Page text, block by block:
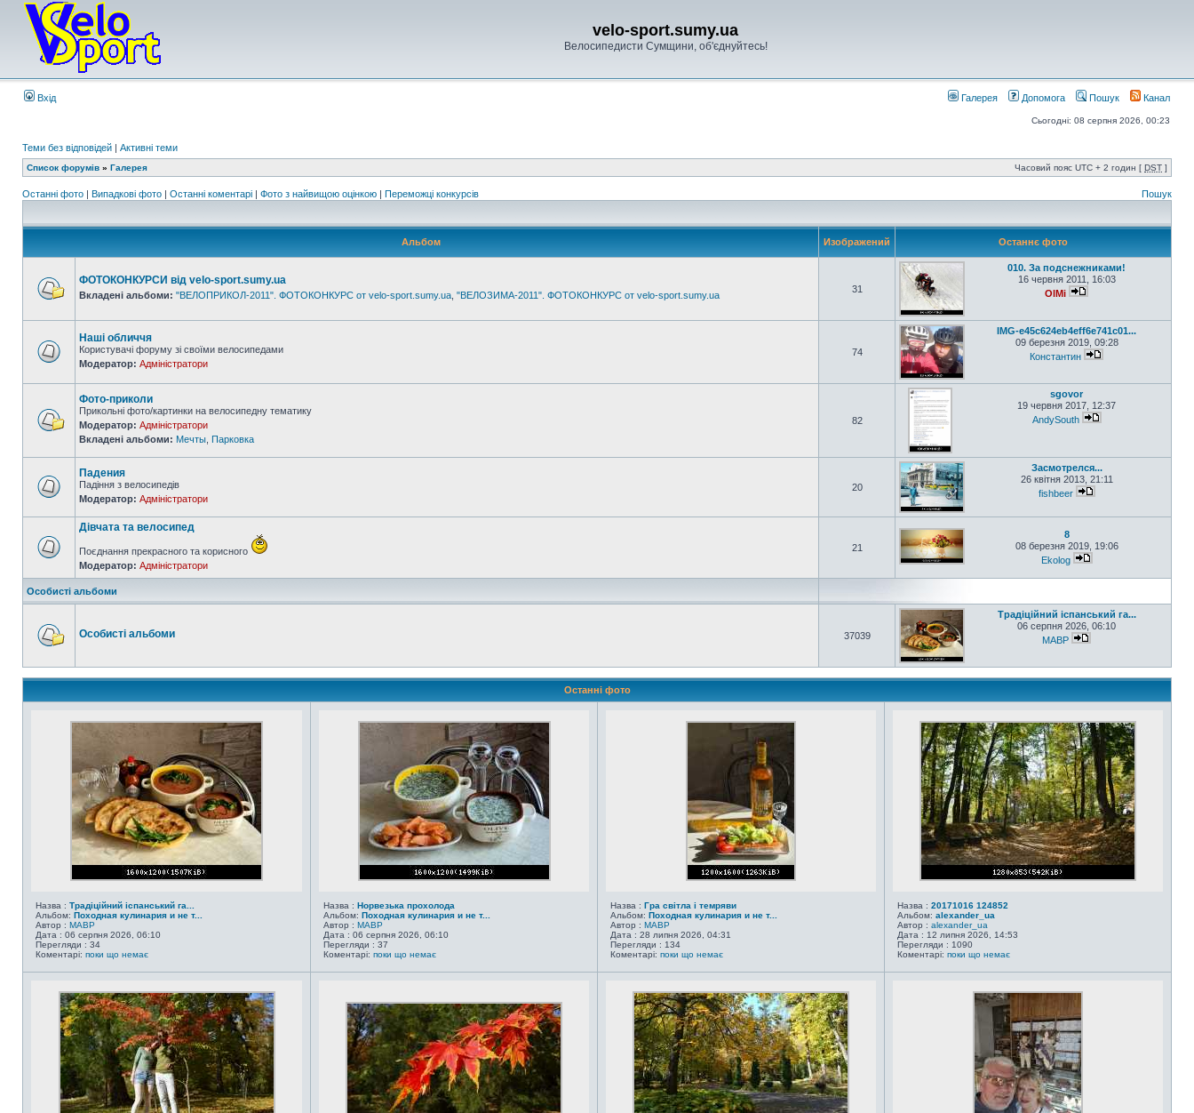
velo-sport.sumy.ua
Велосипедисти Сумщини, об'єднуйтесь!
Вхід Галерея Допомога Пошук Канал
Сьогодні: 08 серпня 2026, 00:23
Теми без відповідей | Активні теми
Список форумів » Галерея Часовий пояс UTC + 2 годин [ DST ]
Останні фото | Випадкові фото | Останні коментарі | Фото з найвищою оцінкою | Переможці конкурсів Пошук
Альбом Изображений Останнє фото
ФОТОКОНКУРСИ від velo-sport.sumy.ua
Вкладені альбоми: "ВЕЛОПРИКОЛ-2011". ФОТОКОНКУРС от velo-sport.sumy.ua "ВЕЛОЗИМА-2011". ФОТОКОНКУРС от velo-sport.sumy.ua
31
010. За подснежниками!
16 червня 2011, 16:03
OlMi
Наші обличчя
Користувачі форуму зі своїми велосипедами
Модератор: Адміністратори
74
IMG-e45c624eb4eff6e741c01...
09 березня 2019, 09:28
Константин
Фото-приколи
Прикольні фото/картинки на велосипедну тематику
Модератор: Адміністратори
Вкладені альбоми: Мечты Парковка
82
sgovor
19 червня 2017, 12:37
AndySouth
Падения
Падіння з велосипедів
Модератор: Адміністратори
20
Засмотрелся...
26 квітня 2013, 21:11
fishbeer
Дівчата та велосипед
Поєднання прекрасного та корисного
Модератор: Адміністратори
21
8
08 березня 2019, 19:06
Ekolog
Особисті альбоми
Особисті альбоми 37039
Традіційний іспанський га...
06 серпня 2026, 06:10
MABP
Останні фото
Назва : Традіційний іспанський га...
Альбом: Походная кулинария и не т...
Автор : MABP
Дата : 06 серпня 2026, 06:10
Перегляди : 34
Коментарі: поки що немає
Назва : Норвезька прохолода
Альбом: Походная кулинария и не т...
Автор : MABP
Дата : 06 серпня 2026, 06:10
Перегляди : 37
Коментарі: поки що немає
Назва : Гра світла і темряви
Альбом: Походная кулинария и не т...
Автор : MABP
Дата : 28 липня 2026, 04:31
Перегляди : 134
Коментарі: поки що немає
Назва : 20171016 124852
Альбом: alexander_ua
Автор : alexander_ua
Дата : 12 липня 2026, 14:53
Перегляди : 1090
Коментарі: поки що немає